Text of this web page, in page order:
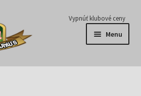
Preskočiť
navigáciu
Preskočiť
obsah
Vypnúť klubové ceny
Menu